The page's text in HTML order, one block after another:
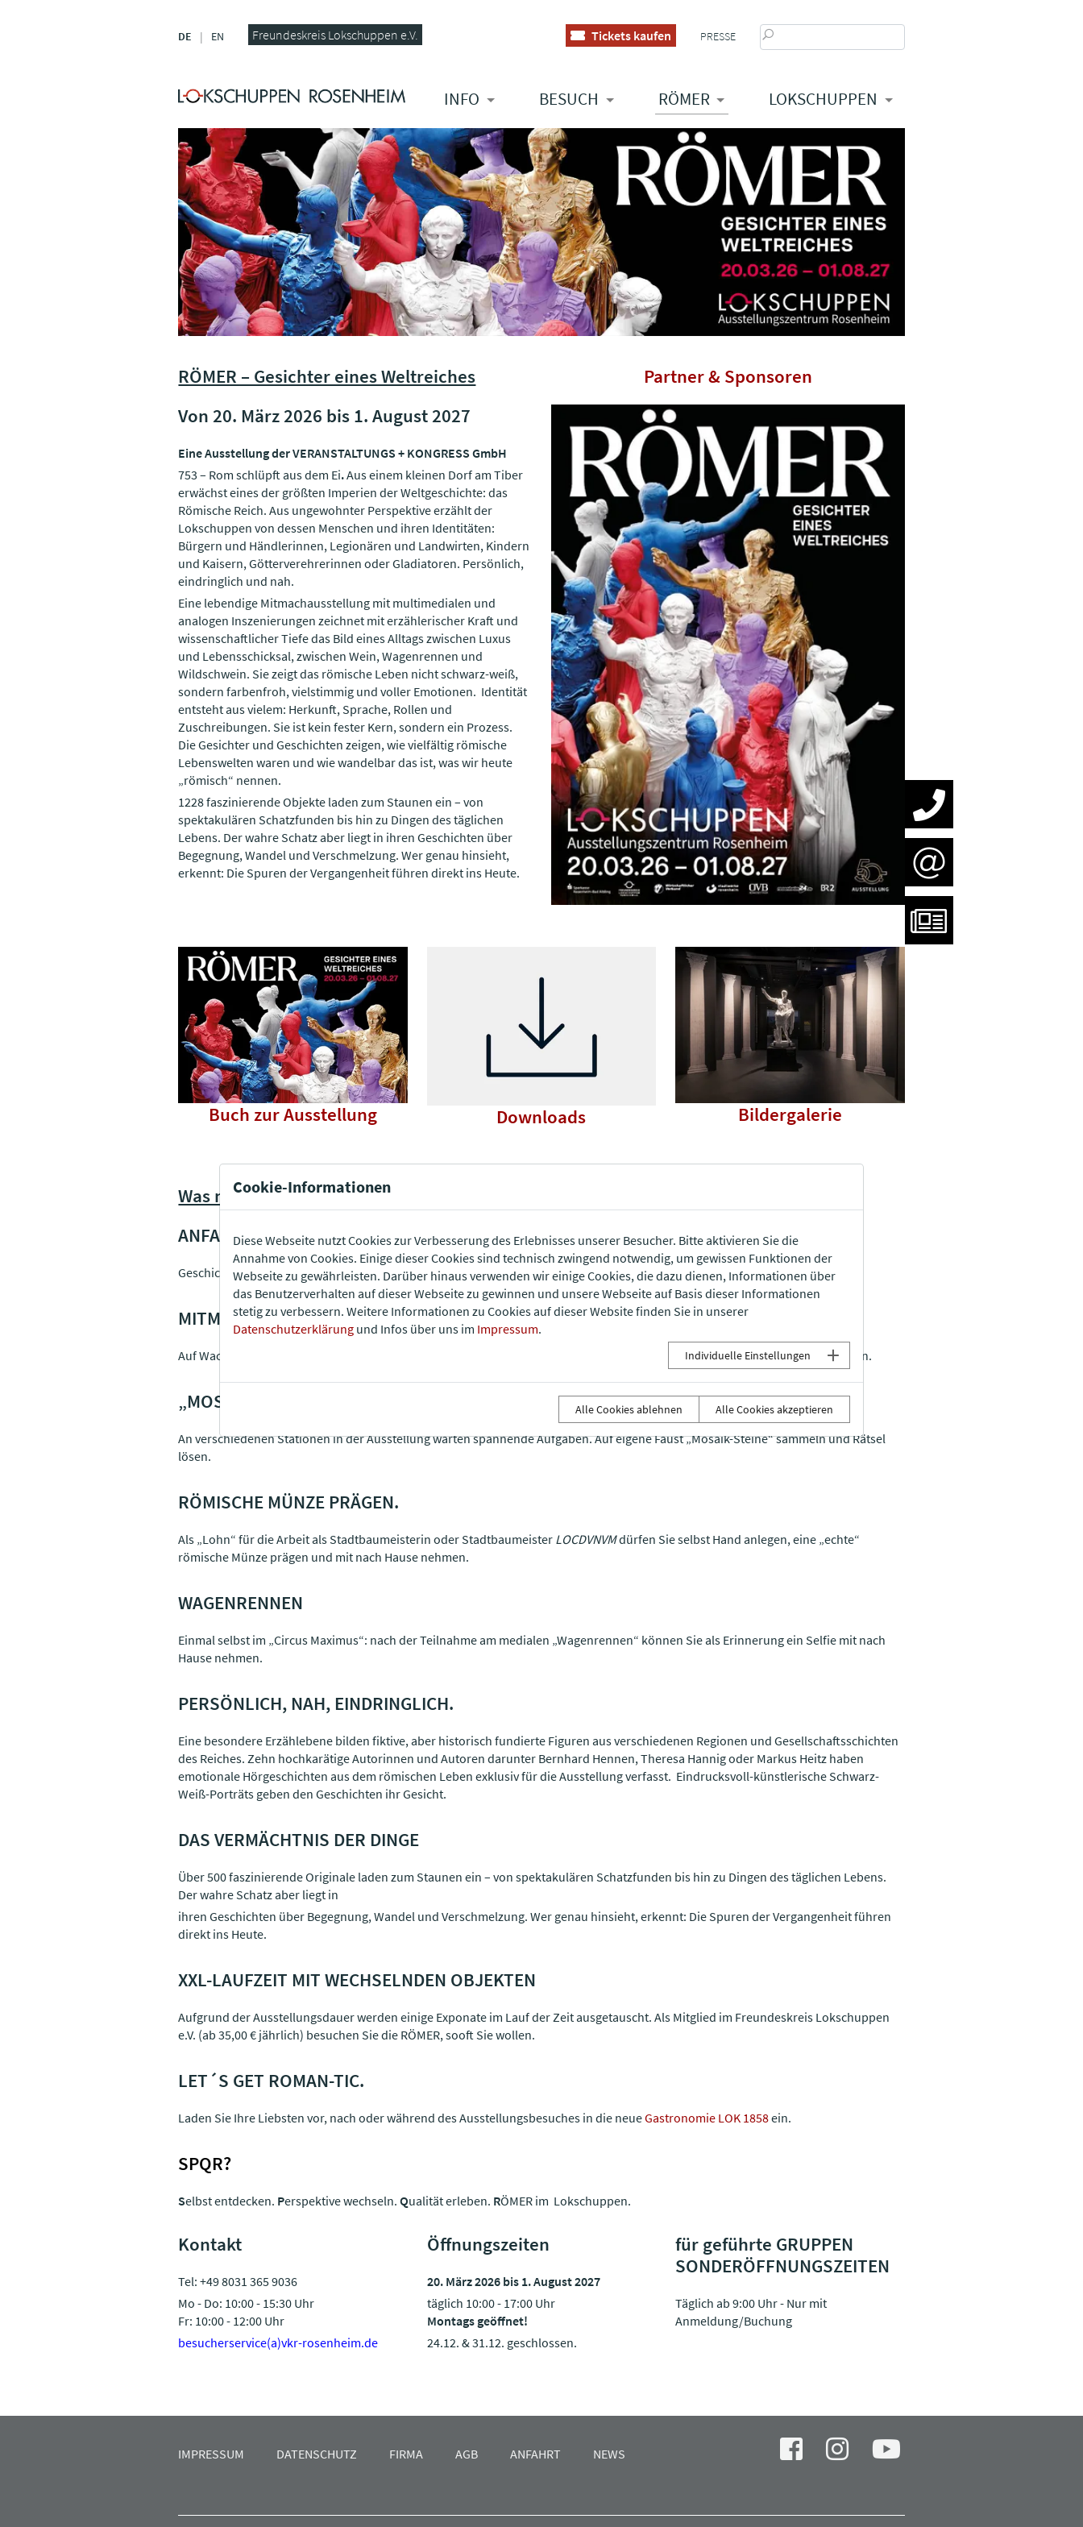
DE EN Freundeskreis Lokschuppen e.V. Tickets kaufen PRESSE
INFO BESUCH RÖMER LOKSCHUPPEN
RÖMER – Gesichter eines Weltreiches
Von 20. März 2026 bis 1. August 2027
Eine Ausstellung der VERANSTALTUNGS + KONGRESS GmbH
753 – Rom schlüpft aus dem Ei.Aus einem kleinen Dorf am Tiber
erwächst eines der größten Imperien der Weltgeschichte: das
Römische Reich. Aus ungewohnter Perspektive erzählt der
Lokschuppen von dessen Menschen und ihren Identitäten:
Bürgern und Händlerinnen, Legionären und Landwirten, Kindern
und Kaisern, Götterverehrerinnen oder Gladiatoren. Persönlich,
eindringlich und nah.
Eine lebendige Mitmachausstellung mit multimedialen und
analogen Inszenierungen zeichnet mit erzählerischer Kraft und
wissenschaftlicher Tiefe das Bild eines Alltags zwischen Luxus
und Lebensschicksal, zwischen Wein, Wagenrennen und
Wildschwein. Sie zeigt das römische Leben nicht schwarz-weiß,
sondern farbenfroh, vielstimmig und voller Emotionen. Identität
entsteht aus vielem: Herkunft, Sprache, Rollen und
Zuschreibungen. Sie ist kein fester Kern, sondern ein Prozess.
Die Gesichter und Geschichten zeigen, wie vielfältig römische
Lebenswelten waren und wie wandelbar das ist, was wir heute
„römisch“ nennen.
1228 faszinierende Objekte laden zum Staunen ein – von
spektakulären Schatzfunden bis hin zu Dingen des täglichen
Lebens. Der wahre Schatz aber liegt in ihren Geschichten über
Begegnung, Wandel und Verschmelzung. Wer genau hinsieht,
erkennt: Die Spuren der Vergangenheit führen direkt ins Heute.
Partner & Sponsoren
Buch zur Ausstellung Downloads Bildergalerie
Was macht diese Ausstellung so einzigartig?
ANFASSEN ERLAUBT.
Geschichte fühlen – ausgewählte Originale aus der Römerzeit dürfen berührt werden.
MITMACHEN STATT ANSCHAUEN.
Auf Wachstäfelchen schreiben, sich römisch gewanden, ein Mosaik legen, „römisch“ spielen – Teil des römischen Alltags werden.
„MOSAIK-RÄTSELHEFT“ für Kinder.
An verschiedenen Stationen in der Ausstellung warten spannende Aufgaben. Auf eigene Faust „Mosaik-Steine“ sammeln und Rätsel
lösen.
RÖMISCHE MÜNZE PRÄGEN.
Als „Lohn“ für die Arbeit als Stadtbaumeisterin oder Stadtbaumeister LOCDVNVMdürfen Sie selbst Hand anlegen, eine „echte“
römische Münze prägen und mit nach Hause nehmen.
WAGENRENNEN
Einmal selbst im „Circus Maximus“: nach der Teilnahme am medialen „Wagenrennen“ können Sie als Erinnerung ein Selfie mit nach
Hause nehmen.
PERSÖNLICH, NAH, EINDRINGLICH.
Eine besondere Erzählebene bilden fiktive, aber historisch fundierte Figuren aus verschiedenen Regionen und Gesellschaftsschichten
des Reiches. Zehn hochkarätige Autorinnen und Autoren darunter Bernhard Hennen, Theresa Hannig oder Markus Heitz haben
emotionale Hörgeschichten aus dem römischen Leben exklusiv für die Ausstellung verfasst. Eindrucksvoll-künstlerische Schwarz-
Weiß-Porträts geben den Geschichten ihr Gesicht.
DAS VERMÄCHTNIS DER DINGE
Über 500 faszinierende Originale laden zum Staunen ein – von spektakulären Schatzfunden bis hin zu Dingen des täglichen Lebens.
Der wahre Schatz aber liegt in
ihren Geschichten über Begegnung, Wandel und Verschmelzung. Wer genau hinsieht, erkennt: Die Spuren der Vergangenheit führen
direkt ins Heute.
XXL-LAUFZEIT MIT WECHSELNDEN OBJEKTEN
Aufgrund der Ausstellungsdauer werden einige Exponate im Lauf der Zeit ausgetauscht. Als Mitglied im Freundeskreis Lokschuppen
e.V. (ab 35,00 € jährlich) besuchen Sie die RÖMER, sooft Sie wollen.
LET´S GET ROMAN-TIC.
Laden Sie Ihre Liebsten vor, nach oder während des Ausstellungsbesuches in die neueGastronomie LOK 1858ein.
SPQR?
Selbst entdecken. Perspektive wechseln.Qualität erleben. RÖMER im Lokschuppen.
Kontakt
Tel: +49 8031 365 9036
Mo - Do: 10:00 - 15:30 Uhr
Fr: 10:00 - 12:00 Uhr
besucherservice(a)vkr-rosenheim.de
Öffnungszeiten
20. März 2026 bis 1. August 2027
täglich 10:00 - 17:00 Uhr
Montags geöffnet!
24.12. & 31.12. geschlossen.
für geführte GRUPPEN
SONDERÖFFNUNGSZEITEN
Täglich ab 9:00 Uhr - Nur mit
Anmeldung/Buchung
IMPRESSUM DATENSCHUTZ FIRMA AGB ANFAHRT NEWS
Cookie-Informationen
Diese Webseite nutzt Cookies zur Verbesserung des Erlebnisses unserer Besucher. Bitte aktivieren Sie die
Annahme von Cookies. Einige dieser Cookies sind technisch zwingend notwendig, um gewissen Funktionen der
Webseite zu gewährleisten. Darüber hinaus verwenden wir einige Cookies, die dazu dienen, Informationen über
das Benutzerverhalten auf dieser Webseite zu gewinnen und unsere Webseite auf Basis dieser Informationen
stetig zu verbessern. Weitere Informationen zu Cookies auf dieser Website finden Sie in unserer
Datenschutzerklärung und Infos über uns im Impressum.
Individuelle Einstellungen
Alle Cookies ablehnen Alle Cookies akzeptieren